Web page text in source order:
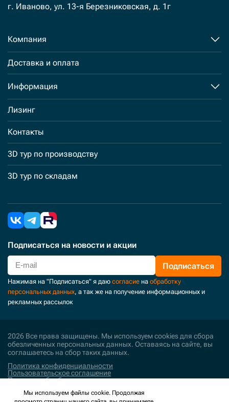
г. Иваново, ул. 13-я Березниковская, д. 1г
Компания
Доставка и оплата
Информация
Лизинг
Контакты
3D тур по производству
3D тур по складам
Подписаться на новости и акции
Подписаться
Нажимая на "Подписаться" я даю согласие на обработку
персональных данных, а так же на получение информационных и
рекламных рассылок
2026 Все права защищены. Мы используем cookies для сбора
обезличенных персональных данных. Оставаясь на сайте, вы
соглашаетесь на сбор таких данных.
Политика конфиденциальности
Пользовательское соглашение
Политика обработки персональных данных
Мы используем файлы cookie. Продолжая